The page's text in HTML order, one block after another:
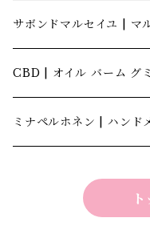
サボンドマルセイユ | マ
CBD | オイル バーム グミ
キャナテック |
ミナペルホネン | ハンド
折り畳みスツール